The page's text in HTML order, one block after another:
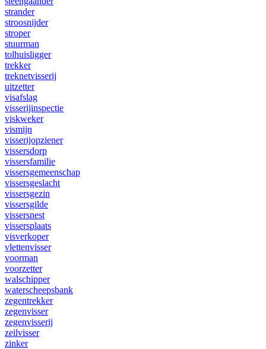
strander
stroosnijder
stroper
stuurman
tolhuisligger
trekker
treknetvisserij
uitzetter
visafslag
visserijinspectie
viskweker
vismijn
visserijopziener
vissersdorp
vissersfamilie
vissersgemeenschap
vissersgeslacht
vissersgezin
vissersgilde
vissersnest
vissersplaats
visverkoper
vlettenvisser
voorman
voorzetter
walschipper
waterscheepsbank
zegentrekker
zegenvisser
zegenvisserij
zeilvisser
zinker